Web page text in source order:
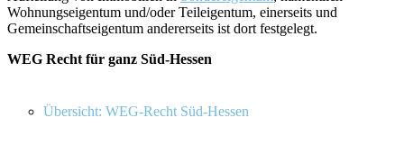
Wohnungseigentum und/oder Teileigentum, einerseits und
Gemeinschaftseigentum andererseits ist dort festgelegt.
WEG Recht für ganz Süd-Hessen
Übersicht: WEG-Recht Süd-Hessen